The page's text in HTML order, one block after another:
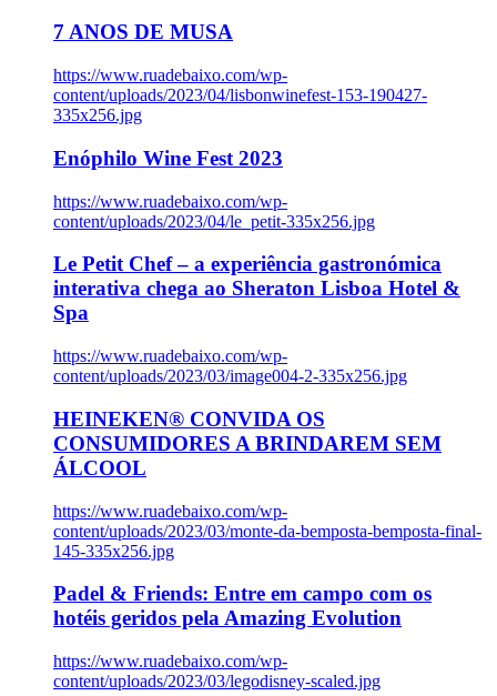
7 ANOS DE MUSA
https://www.ruadebaixo.com/wp-
content/uploads/2023/04/lisbonwinefest-153-190427-
335x256.jpg
Enóphilo Wine Fest 2023
https://www.ruadebaixo.com/wp-
content/uploads/2023/04/le_petit-335x256.jpg
Le Petit Chef – a experiência gastronómica
interativa chega ao Sheraton Lisboa Hotel &
Spa
https://www.ruadebaixo.com/wp-
content/uploads/2023/03/image004-2-335x256.jpg
HEINEKEN® CONVIDA OS
CONSUMIDORES A BRINDAREM SEM
ÁLCOOL
https://www.ruadebaixo.com/wp-
content/uploads/2023/03/monte-da-bemposta-bemposta-final-
145-335x256.jpg
Padel & Friends: Entre em campo com os
hotéis geridos pela Amazing Evolution
https://www.ruadebaixo.com/wp-
content/uploads/2023/03/legodisney-scaled.jpg